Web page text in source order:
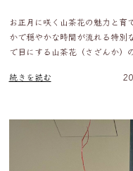
お正月に咲く山茶花の魅力と育
かで穏やかな時間が流れる特別
で目にする山茶花（さざんか）
続きを読む